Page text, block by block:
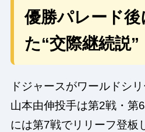
優勝パレード後
た“交際継続説”
ドジャースがワールドシ
山本由伸投手は第2戦・第
には第7戦でリリーフ登板